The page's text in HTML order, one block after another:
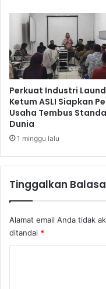
n
s
d
u
k
c
a
p
i
a
a
l
e
n
t
i
n
e
Perkuat Industri
Ketum ASLI Siapkan
Usaha Tembus
Dunia
1 minggu lalu
Tinggalkan
Alamat email Anda tidak
ditandai *